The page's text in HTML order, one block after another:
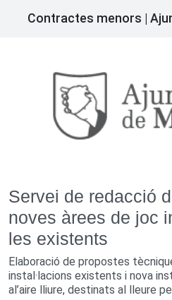
Contractes menors |
Servei de redacció
noves àrees de joc
les existents
Elaboració de propostes
instal·lacions existents i nova
al’aire lliure, destinats al lleure